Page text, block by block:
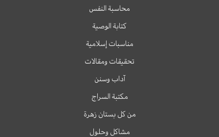
محاسبة النفس
كتابة الوصية
مناسبات إسلامية
تحقيقات ومقالات
آداب وسنن
مكتبة السراج
من كل بستان زهرة
مشاكل وحلول